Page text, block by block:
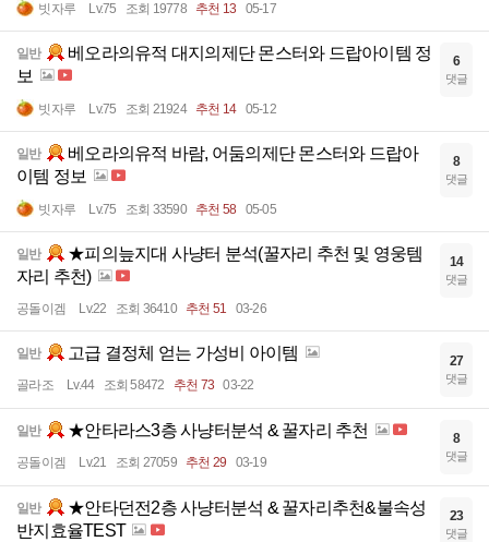
빗자루 Lv.75 조회 19778 추천 13 05-17
일반
베오라의유적 대지의제단 몬스터와 드랍아이템 정
보
빗자루 Lv.75 조회 21924 추천 14 05-12
6
댓글
일반
베오라의유적 바람, 어둠의제단 몬스터와 드랍아
이템 정보
빗자루 Lv.75 조회 33590 추천 58 05-05
8
댓글
일반
★피의늪지대 사냥터 분석(꿀자리 추천 및 영웅템
자리 추천)
공돌이겜 Lv.22 조회 36410 추천 51 03-26
14
댓글
일반 고급 결정체 얻는 가성비 아이템
골라조 Lv.44 조회 58472 추천 73 03-22
27
댓글
일반 ★안타라스3층 사냥터분석 & 꿀자리 추천
공돌이겜 Lv.21 조회 27059 추천 29 03-19
8
댓글
일반
★안타던전2층 사냥터분석 & 꿀자리추천&불속성
반지효율TEST
23
댓글